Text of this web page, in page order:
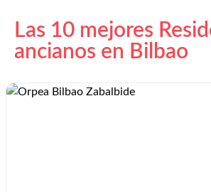
Las 10 mejores
ancianos en Bilbao